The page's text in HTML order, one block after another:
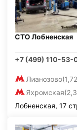
СТО Лобненская
+7 (499) 110-53-
Лианозово
Яхромская
Лобненская, 17